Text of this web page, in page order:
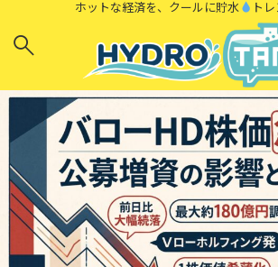
ホットな経済を、クールに貯水 ト